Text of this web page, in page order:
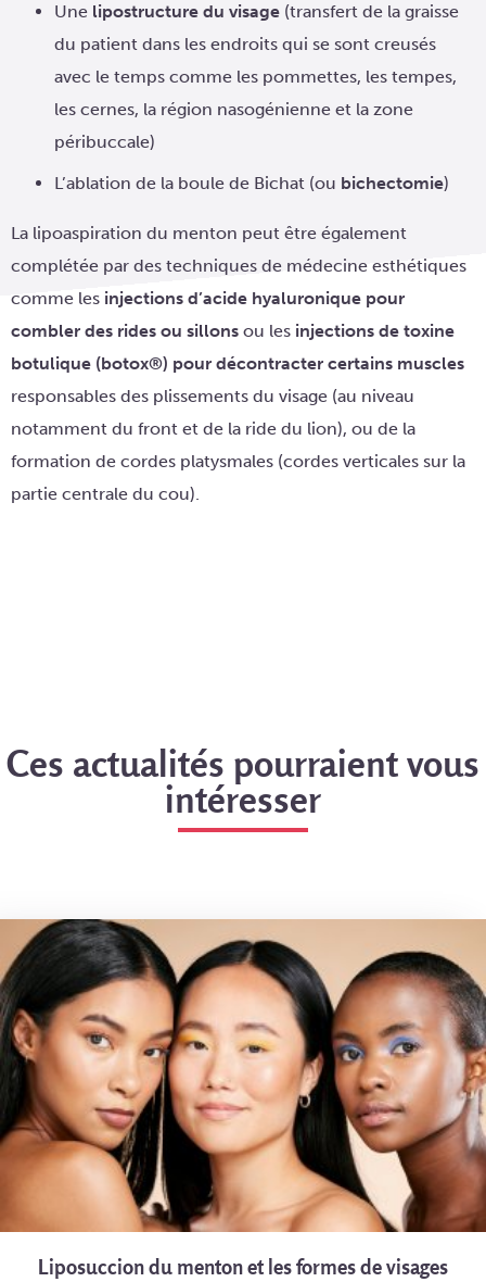
Une lipostructure du visage (transfert de la graisse
du patient dans les endroits qui se sont creusés
avec le temps comme les pommettes, les tempes,
les cernes, la région nasogénienne et la zone
péribuccale)
L’ablation de la boule de Bichat (ou bichectomie)
La lipoaspiration du menton peut être également
complétée par des techniques de médecine esthétiques
comme les injections d’acide hyaluronique pour
combler des rides ou sillons ou les injections de toxine
botulique (botox®) pour décontracter certains muscles
responsables des plissements du visage (au niveau
notamment du front et de la ride du lion), ou de la
formation de cordes platysmales (cordes verticales sur la
partie centrale du cou).
Ces actualités pourraient vous
intéresser
Liposuccion du menton et les formes de visages